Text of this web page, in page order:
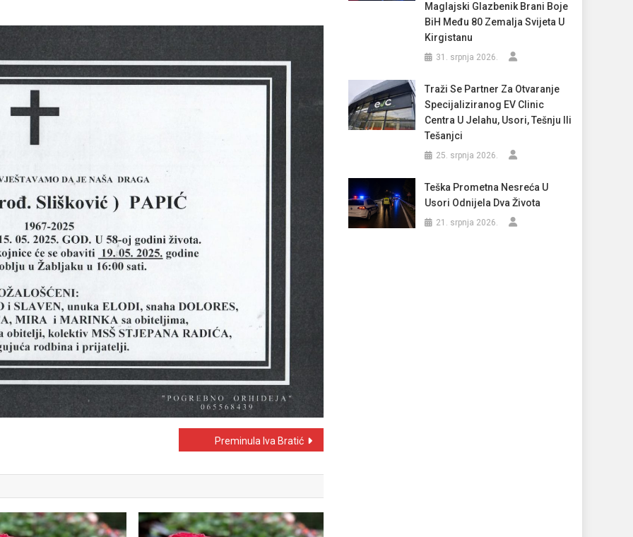
Preminula Iva Bratić
Maglajski Glazbenik Brani Boje
BiH Među 80 Zemalja Svijeta U
Kirgistanu
31. srpnja 2026.
Traži Se Partner Za Otvaranje
Specijaliziranog EV Clinic
Centra U Jelahu, Usori, Tešnju Ili
Tešanjci
25. srpnja 2026.
Teška Prometna Nesreća U
Usori Odnijela Dva Života
21. srpnja 2026.